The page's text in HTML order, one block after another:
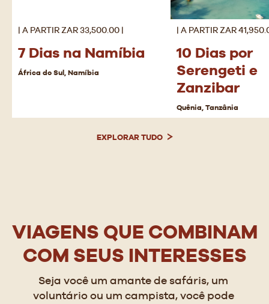
| A PARTIR ZAR 33,500.00 |
7 Dias na Namíbia
África do Sul, Namíbia
| A PARTIR ZAR
10 Dias por
Serengeti e
Zanzibar
Quênia, Tanzânia
EXPLORAR TUDO
VIAGENS QUE COMBINAM
COM SEUS INTERESSES
Seja você um amante de safáris, um
voluntário ou um campista, você pode